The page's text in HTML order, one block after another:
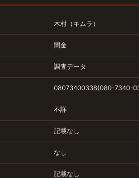
木村（キムラ）
闇金
調査データ
08073400338(080-7340-
不詳
記載なし
なし
記載なし